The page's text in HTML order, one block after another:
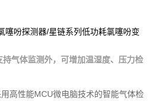
噻吩探测器/星链系列低功耗氯噻吩变
气体监测外，可增加温湿度、压力检
高性能MCU微电脑技术的智能气体检